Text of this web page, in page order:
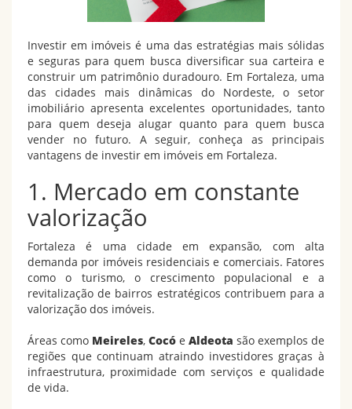
Investir em imóveis é uma das estratégias mais sólidas
e seguras para quem busca diversificar sua carteira e
construir um patrimônio duradouro. Em Fortaleza, uma
das cidades mais dinâmicas do Nordeste, o setor
imobiliário apresenta excelentes oportunidades, tanto
para quem deseja alugar quanto para quem busca
vender no futuro. A seguir, conheça as principais
vantagens de investir em imóveis em Fortaleza.
1. Mercado em constante
valorização
Fortaleza é uma cidade em expansão, com alta
demanda por imóveis residenciais e comerciais. Fatores
como o turismo, o crescimento populacional e a
revitalização de bairros estratégicos contribuem para a
valorização dos imóveis.
Áreas como Meireles, Cocó e Aldeota são exemplos de
regiões que continuam atraindo investidores graças à
infraestrutura, proximidade com serviços e qualidade
de vida.